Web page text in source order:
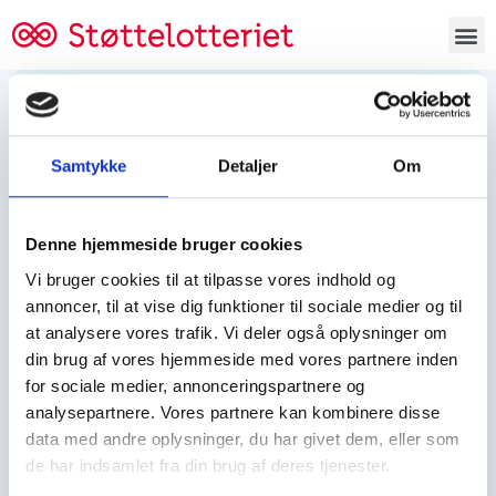
Samtykke Detaljer Om
Denne hjemmeside bruger cookies
Vi bruger cookies til at tilpasse vores indhold og
annoncer, til at vise dig funktioner til sociale medier og til
at analysere vores trafik. Vi deler også oplysninger om
din brug af vores hjemmeside med vores partnere inden
for sociale medier, annonceringspartnere og
analysepartnere. Vores partnere kan kombinere disse
data med andre oplysninger, du har givet dem, eller som
de har indsamlet fra din brug af deres tjenester.
Tjen penge og støt
Tjen penge til:
Spejdere/spejdergruppen/FDF’ere, m.fl.
Kontor
Tjenpengeogstoet.dk
Ejby Industrivej 91
DK – 2600 Glostrup
CVR: 19347508